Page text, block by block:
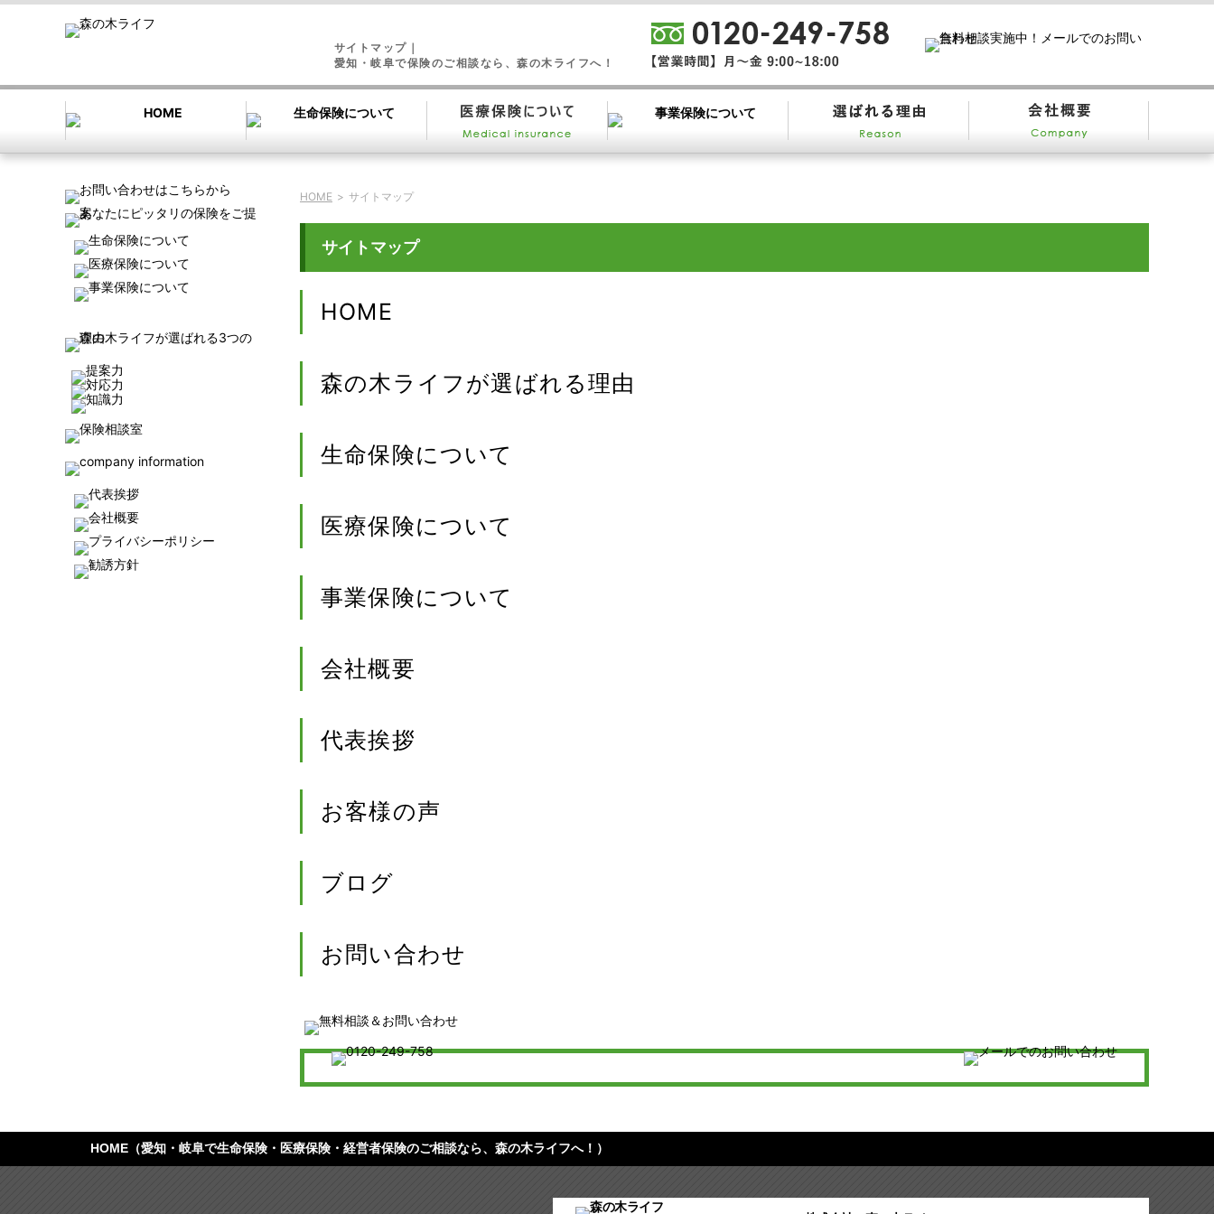
サイトマップ｜
愛知・岐阜で保険のご相談なら、森の木ライフへ！
HOME > サイトマップ
サイトマップ
HOME
森の木ライフが選ばれる理由
生命保険について
医療保険について
事業保険について
会社概要
代表挨拶
お客様の声
ブログ
お問い合わせ
HOME （愛知・岐阜で生命保険・医療保険・経営者保険のご相談なら、森の木ライフへ！）